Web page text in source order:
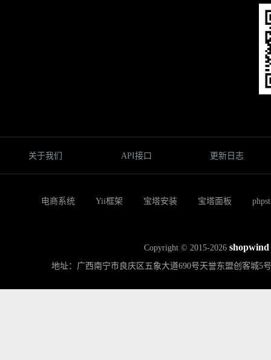
关于我们 API接口 更新日志
电商系统 Yii框架 宝塔安装 宝塔面板
Copyright © 2015-2026 shopwind
地址：广西南宁市良庆区五象大道690号天誉东盟创客城5